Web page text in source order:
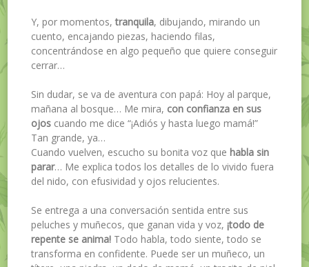
Y, por momentos, tranquila, dibujando, mirando un
cuento, encajando piezas, haciendo filas,
concentrándose en algo pequeño que quiere conseguir
cerrar…
Sin dudar, se va de aventura con papá: Hoy al parque,
mañana al bosque… Me mira, con confianza en sus
ojos cuando me dice “¡Adiós y hasta luego mamá!”
Tan grande, ya…
Cuando vuelven, escucho su bonita voz que habla sin
parar… Me explica todos los detalles de lo vivido fuera
del nido, con efusividad y ojos relucientes.
Se entrega a una conversación sentida entre sus
peluches y muñecos, que ganan vida y voz, ¡todo de
repente se anima! Todo habla, todo siente, todo se
transforma en confidente. Puede ser un muñeco, un